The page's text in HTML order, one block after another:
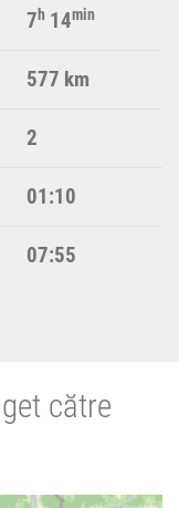
7h 14min
577 km
2
01:10
07:55
către